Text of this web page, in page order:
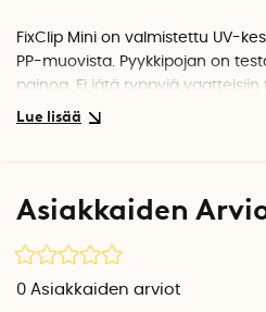
FixClip Mini on valmistettu UV-
PP-muovista. Pyykkipojan on
painoa. Ei jätä ryppyjä
Asiakkaiden
0 Asiakkaiden arviot